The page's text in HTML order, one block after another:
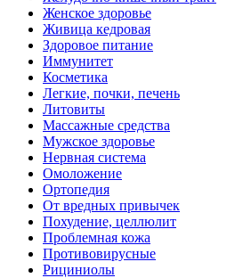
Женское здоровье
Живица кедровая
Здоровое питание
Иммунитет
Косметика
Легкие, почки, печень
Литовиты
Массажные средства
Мужское здоровье
Нервная система
Омоложение
Ортопедия
От вредных привычек
Похудение, целлюлит
Проблемная кожа
Противовирусные
Рициниолы